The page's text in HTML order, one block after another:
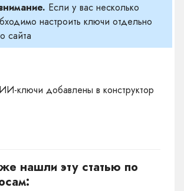
Если у вас несколько
настроить ключи отдельно
сайта
ключи добавлены в конструктор
нашли эту статью по